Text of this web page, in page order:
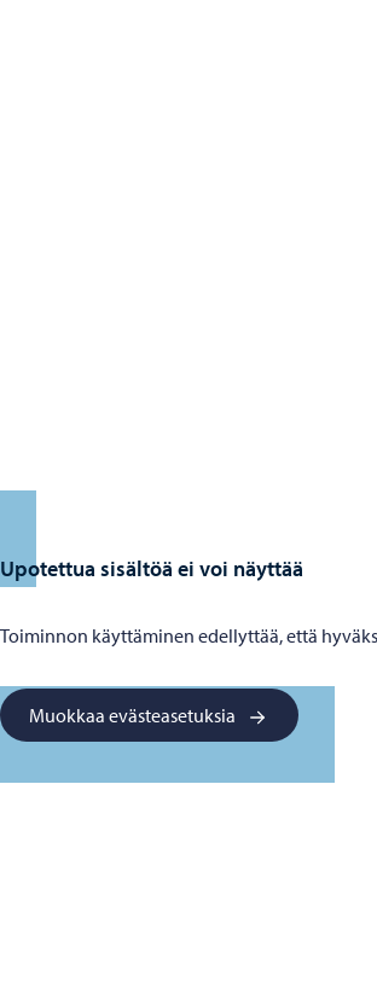
Upotettua sisältöä ei voi näyttää
Toiminnon käyttäminen edellyttää, että
Muokkaa evästeasetuksia